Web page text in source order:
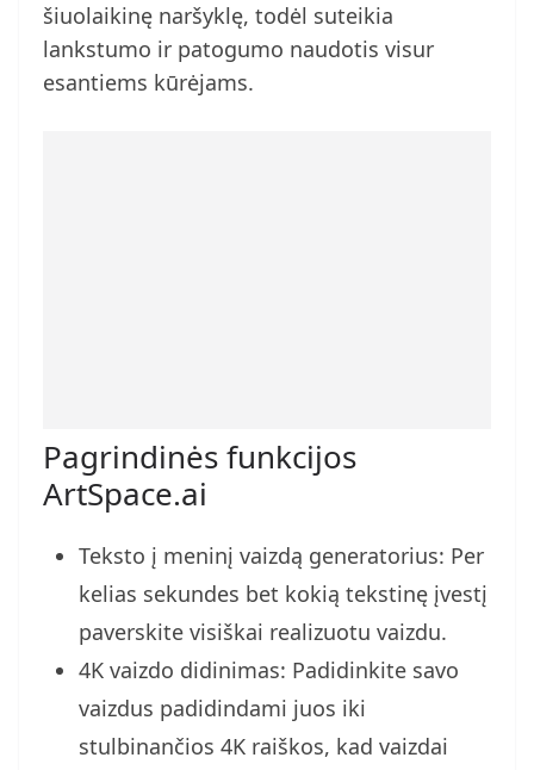
šiuolaikinę naršyklę, todėl suteikia
lankstumo ir patogumo naudotis visur
esantiems kūrėjams.
Pagrindinės funkcijos
ArtSpace.ai
Teksto į meninį vaizdą generatorius: Per
kelias sekundes bet kokią tekstinę įvestį
paverskite visiškai realizuotu vaizdu.
4K vaizdo didinimas: Padidinkite savo
vaizdus padidindami juos iki
stulbinančios 4K raiškos, kad vaizdai